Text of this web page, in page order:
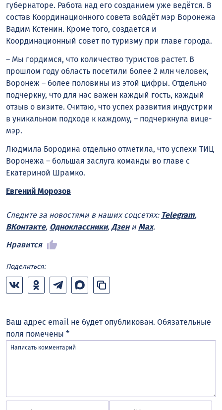
губернаторе. Работа над его созданием уже ведётся. В
состав Координационного совета войдёт мэр Воронежа
Вадим Кстенин. Кроме того, создается и
Координационный совет по туризму при главе города.
– Мы гордимся, что количество туристов растет. В
прошлом году область посетили более 2 млн человек,
Воронеж – более половины из этой цифры. Отдельно
подчеркну, что для нас важен каждый гость, каждый
отзыв о визите. Считаю, что успех развития индустрии
в уникальном подходе к каждому, – подчеркнула вице-
мэр.
Людмила Бородина отдельно отметила, что успехи ТИЦ
Воронежа – большая заслуга команды во главе с
Екатериной Шрамко.
Евгений Морозов
Следите за новостями в наших соцсетях: Telegram,
ВКонтакте, Одноклассники, Дзени Max.
Нравится
Поделиться:
Ваш адрес email не будет опубликован. Обязательные
поля помечены *